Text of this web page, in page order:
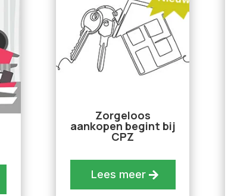
Zorgeloos
aankopen begint bij
CPZ
Lees meer